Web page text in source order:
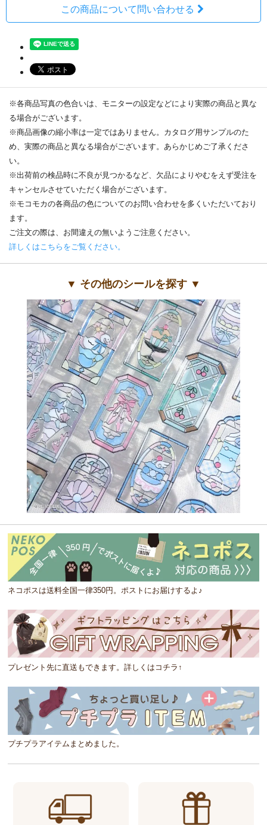
この商品について問い合わせる
※各商品写真の色合いは、モニターの設定などにより実際の商品と異な
る場合がございます。
※商品画像の縮小率は一定ではありません。カタログ用サンプルのた
め、実際の商品と異なる場合がございます。あらかじめご了承くださ
い。
※出荷前の検品時に不良が見つかるなど、欠品によりやむをえず受注を
キャンセルさせていただく場合がございます。
※モコモカの各商品の色についてのお問い合わせを多くいただいており
ます。
ご注文の際は、お間違えの無いようご注意ください。
詳しくはこちらをご覧ください。
▼ その他のシールを探す ▼
ネコポスは送料全国一律350円。ポストにお届けするよ♪
プレゼント先に直送もできます。詳しくはコチラ↑
プチプラアイテムまとめました。